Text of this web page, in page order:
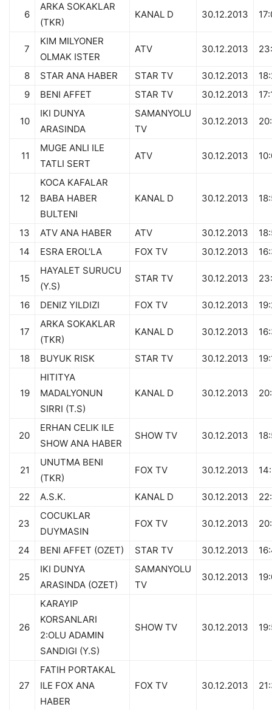
6
ARKA SOKAKLAR
(TKR)
KANAL D 30.12.2013
7
KIM MILYONER
OLMAK ISTER
ATV 30.12.2013
8 STAR ANA HABER STAR TV 30.12.2013
9
BENI AFFET STAR TV 30.12.2013
10
IKI DUNYA
ARASINDA
SAMANYOLU
TV
30.12.2013
11
MUGE ANLI ILE
TATLI SERT
ATV 30.12.2013
12
KOCA KAFALAR
BABA HABER
BULTENI
KANAL D 30.12.2013
13 ATV ANA HABER ATV 30.12.2013
14
ESRA EROL’LA FOX TV 30.12.2013
15
HAYALET SURUCU
(Y.S)
STAR TV 30.12.2013
16 DENIZ YILDIZI FOX TV 30.12.2013
17
ARKA SOKAKLAR
(TKR)
KANAL D 30.12.2013
18 BUYUK RISK STAR TV 30.12.2013
19
HITITYA
MADALYONUN
SIRRI (T.S)
KANAL D 30.12.2013
20
ERHAN CELIK ILE
SHOW ANA HABER
SHOW TV 30.12.2013
21
UNUTMA BENI
(TKR)
FOX TV 30.12.2013
22 A.S.K. KANAL D 30.12.2013
23
COCUKLAR
DUYMASIN
FOX TV 30.12.2013
24 BENI AFFET (OZET) STAR TV 30.12.2013
25
IKI DUNYA
ARASINDA (OZET)
SAMANYOLU
TV
30.12.2013
26
KARAYIP
KORSANLARI
2:OLU ADAMIN
SANDIGI (Y.S)
SHOW TV 30.12.2013
27
FATIH PORTAKAL
ILE FOX ANA
HABER
FOX TV 30.12.2013